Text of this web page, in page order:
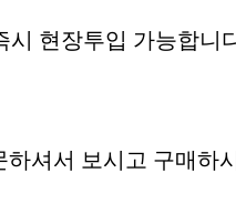
시 현장투입 가능합니
셔서 보시고 구매하